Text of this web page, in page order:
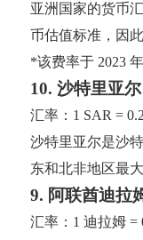
亚洲国家的货币
币估值标准，因
*该费率于 2023
10. 沙特里亚
汇率：1 SAR =
沙特里亚尔是沙
东和北非地区最
9. 阿联酋迪拉
汇率：1 迪拉姆 =